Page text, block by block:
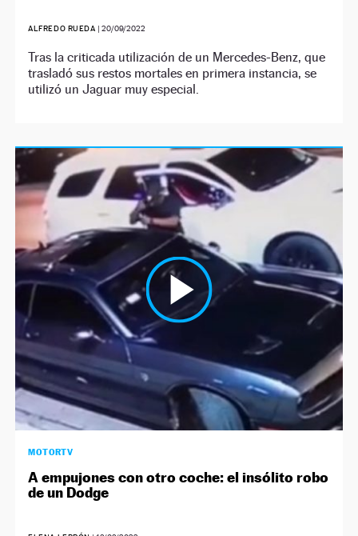
ALFREDO RUEDA | 20/09/2022
Tras la criticada utilización de un Mercedes-Benz, que
trasladó sus restos mortales en primera instancia, se
utilizó un Jaguar muy especial.
MOTORTV
A empujones con otro coche: el insólito robo
de un Dodge